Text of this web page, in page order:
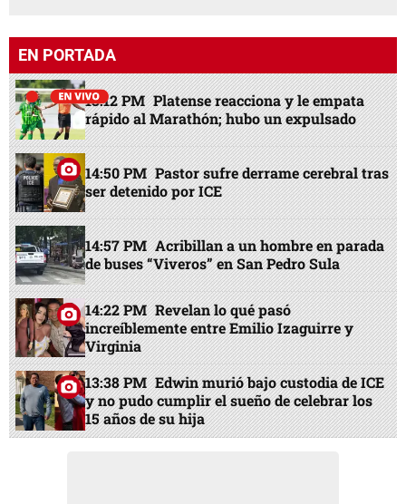
EN PORTADA
13:12 PM Platense reacciona y le empata
rápido al Marathón; hubo un expulsado
14:50 PM Pastor sufre derrame cerebral tras
ser detenido por ICE
14:57 PM Acribillan a un hombre en parada
de buses “Viveros” en San Pedro Sula
14:22 PM Revelan lo qué pasó
increíblemente entre Emilio Izaguirre y
Virginia
13:38 PM Edwin murió bajo custodia de ICE
y no pudo cumplir el sueño de celebrar los
15 años de su hija